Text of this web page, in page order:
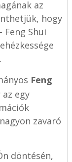
az
hogy
Shui
Feng
egy
zavaró
döntésén,